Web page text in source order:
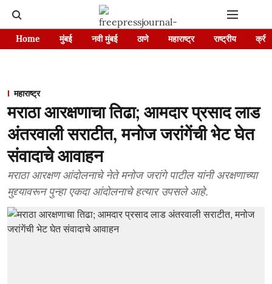
Home मुंबई नवी मुंबई ठाणे महाराष्ट्र राष्ट्रीय
महाराष्ट्र
मराठा आरक्षणाचा तिढा; आमदार प्रसाद लाड
अंतरवाली सराटीत, मनोज जरांगेंची भेट घेत
संवादाचे आवाहन
मराठा आरक्षण आंदोलनाचे नेते मनोज जरांगे पाटील यांनी अरक्षणाच्या
मुद्द्यावरून पुन्हा एकदा आंदोलनाचे हत्यार उपसले आहे.